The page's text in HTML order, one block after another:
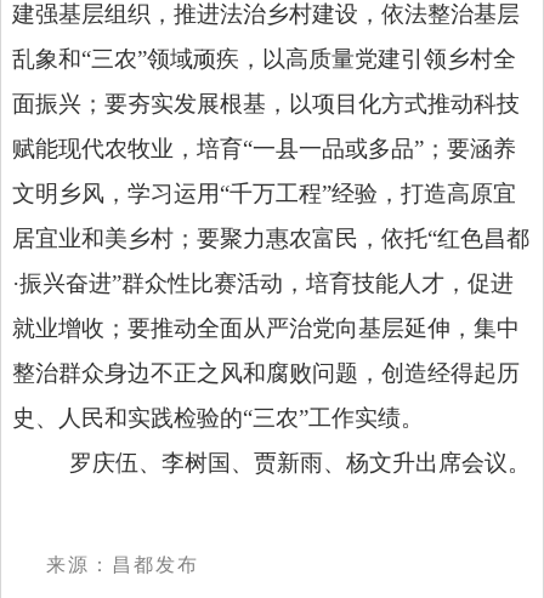
建强基层组织，推进法治乡村建设，依法整治基层
乱象和“三农”领域顽疾，以高质量党建引领乡村全
面振兴；要夯实发展根基，以项目化方式推动科技
赋能现代农牧业，培育“一县一品或多品”；要涵养
文明乡风，学习运用“千万工程”经验，打造高原宜
居宜业和美乡村；要聚力惠农富民，依托“红色昌都
·振兴奋进”群众性比赛活动，培育技能人才，促进
就业增收；要推动全面从严治党向基层延伸，集中
整治群众身边不正之风和腐败问题，创造经得起历
史、人民和实践检验的“三农”工作实绩。
罗庆伍、李树国、贾新雨、杨文升出席会议。
来源：昌都发布